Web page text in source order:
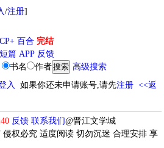
/注册]
百合 完结
篇 APP 反馈
书名
作者
高级搜索
入 如果你还未申请账号,请先注册 <<返
反馈 联系我们@晋江文学城
权必究 适度阅读 切勿沉迷 合理安排 享